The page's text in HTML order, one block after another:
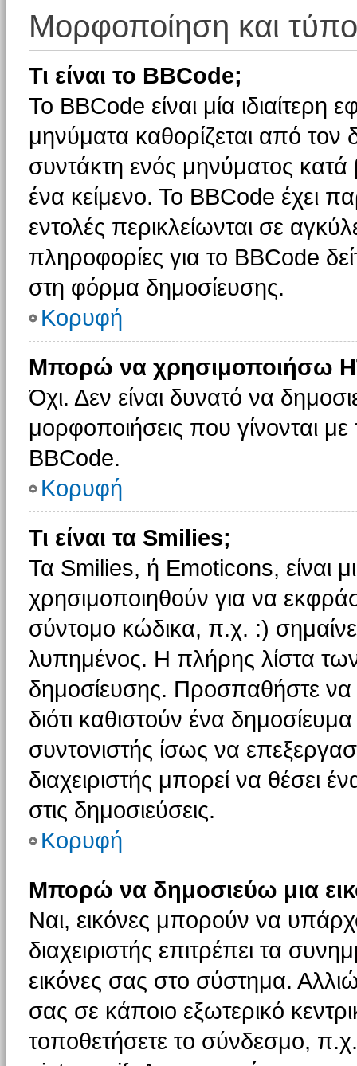
Μορφοποίηση και
Τι είναι το BBCode;
Το BBCode είναι μία
μηνύματα καθορίζεται από τον
συντάκτη ενός μηνύματος
ένα κείμενο. Το BBCode έχει
εντολές περικλείωνται σε
πληροφορίες για το BBCode
στη φόρμα δημοσίευσης.
Κορυφή
Μπορώ να χρησιμοποιήσω
Όχι. Δεν είναι δυνατό να
μορφοποιήσεις που γίνονται
BBCode.
Κορυφή
Τι είναι τα Smilies;
Τα Smilies, ή Emoticons, είναι
χρησιμοποιηθούν για να
σύντομο κώδικα, π.χ. :)
λυπημένος. Η πλήρης λίστα των
δημοσίευσης. Προσπαθήστε να
διότι καθιστούν ένα
συντονιστής ίσως να
διαχειριστής μπορεί να θέσει
στις δημοσιεύσεις.
Κορυφή
Μπορώ να δημοσιεύω μια
Ναι, εικόνες μπορούν να
διαχειριστής επιτρέπει τα
εικόνες σας στο σύστημα.
σας σε κάποιο εξωτερικό
τοποθετήσετε το σύνδεσμο,